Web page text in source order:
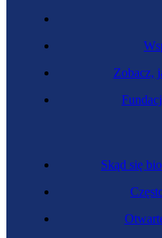
Skąd się
Zobacz,